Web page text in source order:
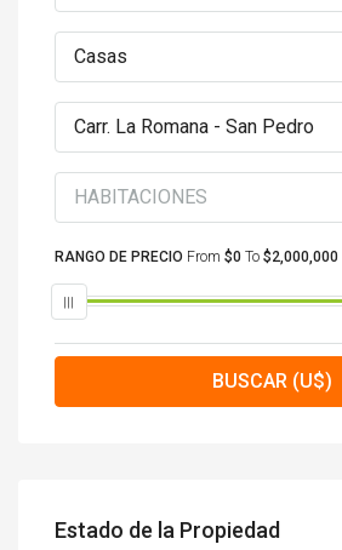
Casas
Carr. La Romana - San Pedro
HABITACIONES
RANGO DE PRECIO From $0 To $2,000,000
BUSCAR (U$)
Estado de la Propiedad